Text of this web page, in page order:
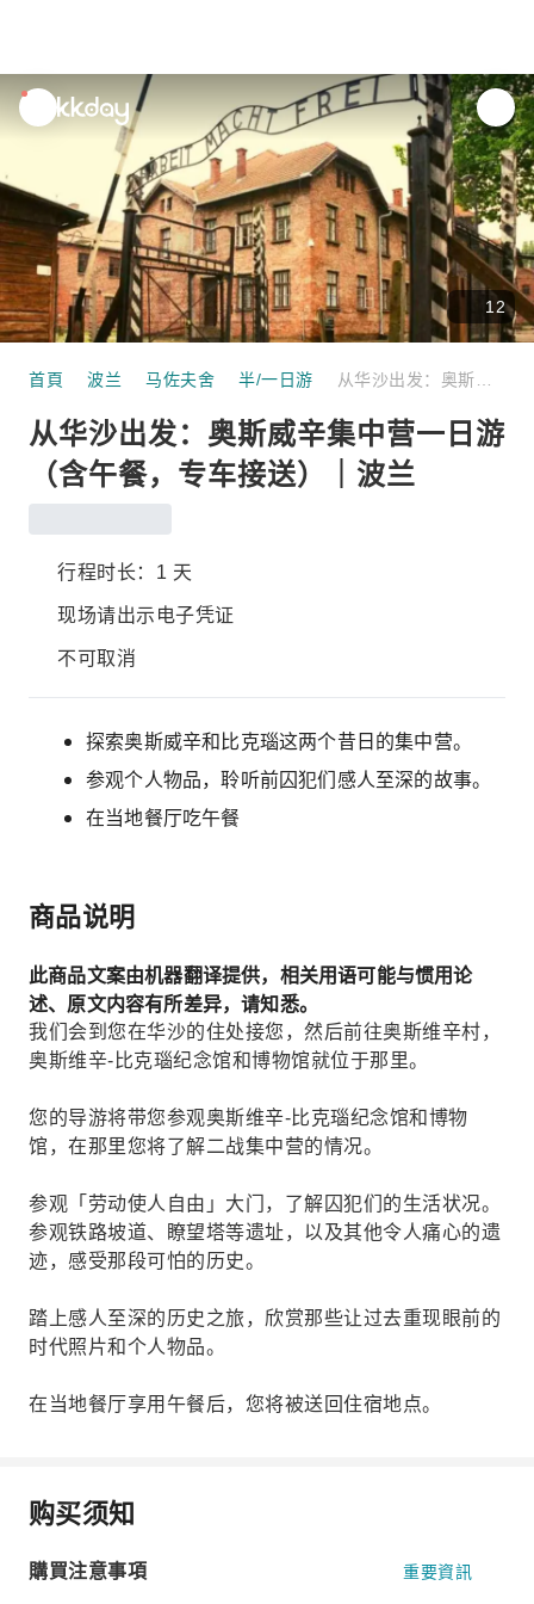
unread
notifications
12
首頁 波兰 马佐夫舍 半/一日游
从华沙出发：奥斯威辛集中营一日游
（含午餐，专车接送）｜波兰
行程时长：1 天
现场请出示电子凭证
不可取消
探索奥斯威辛和比克瑙这两个昔日的集中营。
参观个人物品，聆听前囚犯们感人至深的故事。
在当地餐厅吃午餐
商品说明
此商品文案由机器翻译提供，相关用语可能与惯用论
述、原文内容有所差异，请知悉。
我们会到您在华沙的住处接您，然后前往奥斯维辛村，
奥斯维辛-比克瑙纪念馆和博物馆就位于那里。
您的导游将带您参观奥斯维辛-比克瑙纪念馆和博物
馆，在那里您将了解二战集中营的情况。
参观「劳动使人自由」大门，了解囚犯们的生活状况。
参观铁路坡道、瞭望塔等遗址，以及其他令人痛心的遗
迹，感受那段可怕的历史。
踏上感人至深的历史之旅，欣赏那些让过去重现眼前的
时代照片和个人物品。
在当地餐厅享用午餐后，您将被送回住宿地点。
购买须知
購買注意事項 重要資訊